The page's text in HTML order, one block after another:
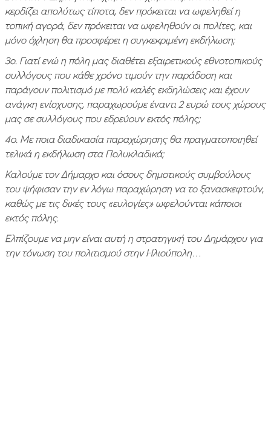
κερδίζει απολύτως τίποτα, δεν πρόκειται να ωφεληθεί η
τοπική αγορά, δεν πρόκειται να ωφεληθούν οι πολίτες, και
μόνο όχληση θα προσφέρει η συγκεκριμένη εκδήλωση;
3ο. Γιατί ενώ η πόλη μας διαθέτει εξαιρετικούς εθνοτοπικούς
συλλόγους που κάθε χρόνο τιμούν την παράδοση και
παράγουν πολιτισμό με πολύ καλές εκδηλώσεις και έχουν
ανάγκη ενίσχυσης, παραχωρούμε έναντι 2 ευρώ τους χώρους
μας σε συλλόγους που εδρεύουν εκτός πόλης;
4o. Με ποια διαδικασία παραχώρησης θα πραγματοποιηθεί
τελικά η εκδήλωση στα Πολυκλαδικά;
Καλούμε τον Δήμαρχο και όσους δημοτικούς συμβούλους
του ψήφισαν την εν λόγω παραχώρηση να το ξανασκεφτούν,
καθώς με τις δικές τους «ευλογίες» ωφελούνται κάποιοι
εκτός πόλης.
Ελπίζουμε να μην είναι αυτή η στρατηγική του Δημάρχου για
την τόνωση του πολιτισμού στην Ηλιούπολη…